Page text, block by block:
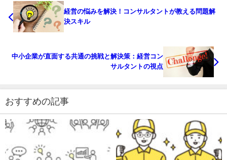
経営の悩みを解決！コンサルタントが教える問題解
決スキル
中小企業が直面する共通の挑戦と解決策：経営コン
サルタントの視点
おすすめの記事